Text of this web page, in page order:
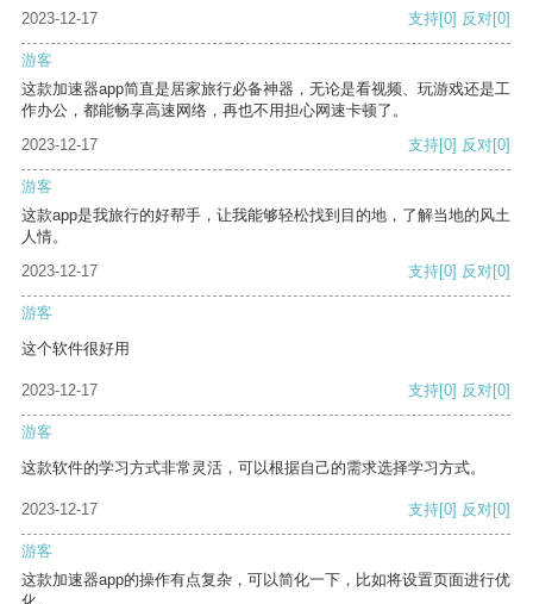
2023-12-17 支持[0] 反对[0]
游客
这款加速器app简直是居家旅行必备神器，无论是看视频、玩游戏还是工
作办公，都能畅享高速网络，再也不用担心网速卡顿了。
2023-12-17
支持[0] 反对[0]
游客
这款app是我旅行的好帮手，让我能够轻松找到目的地，了解当地的风土
人情。
2023-12-17
支持[0] 反对[0]
游客
这个软件很好用
2023-12-17 支持[0] 反对[0]
游客
这款软件的学习方式非常灵活，可以根据自己的需求选择学习方式。
2023-12-17 支持[0] 反对[0]
游客
这款加速器app的操作有点复杂，可以简化一下，比如将设置页面进行优